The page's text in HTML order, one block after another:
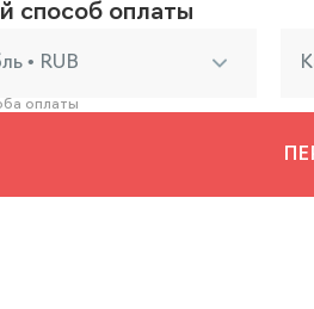
способ оплаты
• RUB
оплаты